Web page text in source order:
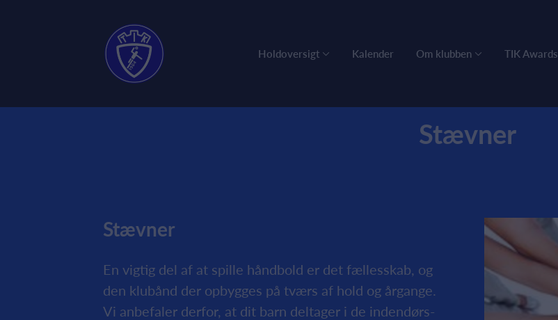
Holdoversigt Kalender Om klubben TIK Awards
Stævner
Stævner
En vigtig del af at spille håndbold er det fællesskab, og
den klubånd der opbygges på tværs af hold og årgange.
Vi anbefaler derfor, at dit barn deltager i de indendørs-